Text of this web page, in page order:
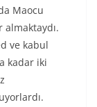
Maocu
almaktaydı.
ve kabul
kadar iki